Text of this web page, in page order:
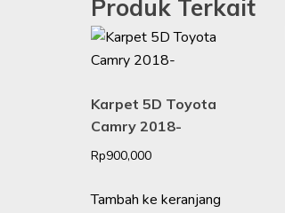
Produk Terkait
Karpet 5D Toyota
Camry 2018-
Rp900,000
Tambah ke keranjang